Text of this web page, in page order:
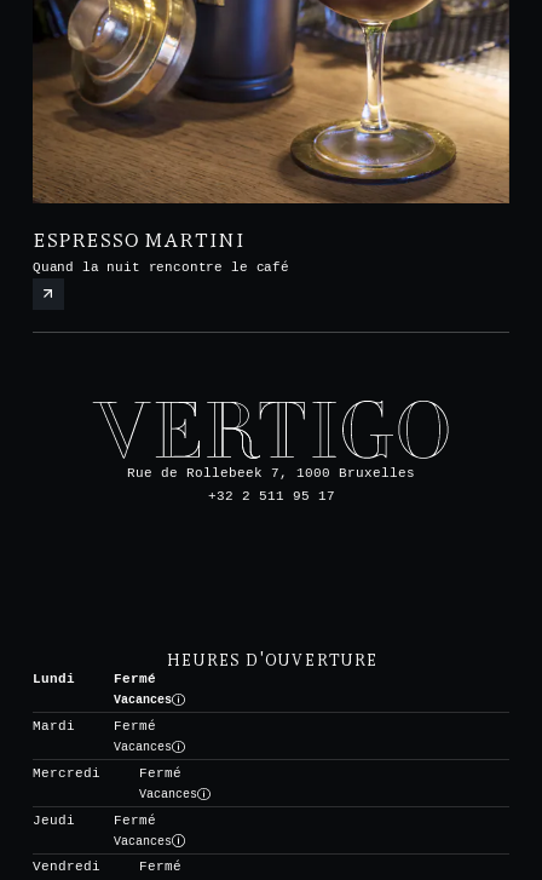
ESPRESSO MARTINI
Quand la nuit rencontre le café
Rue de Rollebeek 7, 1000 Bruxelles
+32 2 511 95 17
HEURES D'OUVERTURE
Lundi
Fermé
Vacances
Mardi
Fermé
Vacances
Mercredi
Fermé
Vacances
Jeudi
Fermé
Vacances
Vendredi
Fermé